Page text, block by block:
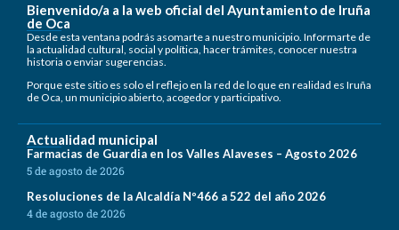
Bienvenido/a a la web oficial del Ayuntamiento de Iruña
de Oca
Desde esta ventana podrás asomarte a nuestro municipio. Informarte de
la actualidad cultural, social y política, hacer trámites, conocer nuestra
historia o enviar sugerencias.
Porque este sitio es solo el reflejo en la red de lo que en realidad es Iruña
de Oca, un municipio abierto, acogedor y participativo.
Actualidad municipal
Farmacias de Guardia en los Valles Alaveses – Agosto 2026
5 de agosto de 2026
Resoluciones de la Alcaldía Nº466 a 522 del año 2026
4 de agosto de 2026